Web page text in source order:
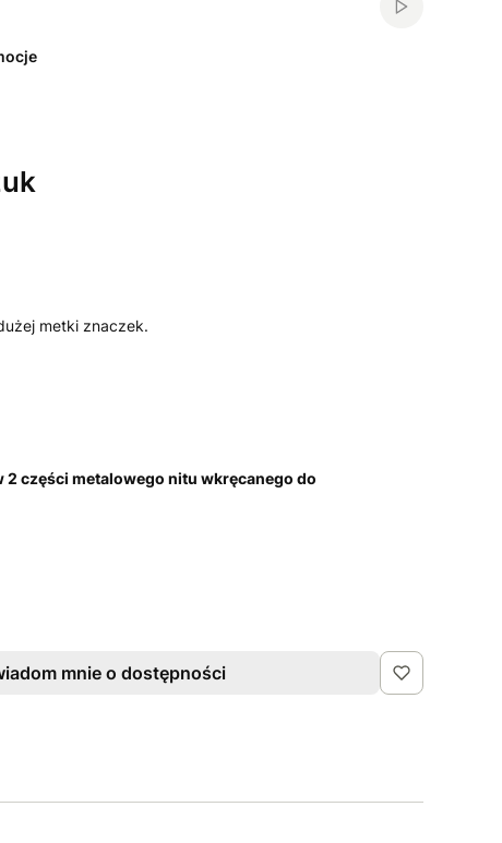
Włącz
metki znaczek.
2 części metalowego nitu wkręcanego do
mnie o dostępności